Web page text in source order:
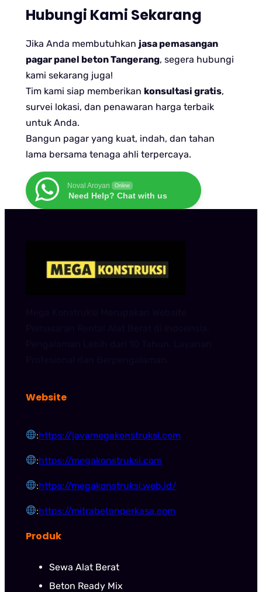
Hubungi Kami Sekarang
Jika Anda membutuhkan jasa pemasangan
pagar panel beton Tangerang, segera hubungi
kami sekarang juga!
Tim kami siap memberikan konsultasi gratis,
survei lokasi, dan penawaran harga terbaik
untuk Anda.
Bangun pagar yang kuat, indah, dan tahan
lama bersama tenaga ahli terpercaya.
Noval Aroyan Online
Need Help? Chat with us
Website
:https://javamegakonstruksi.com
:https://megakonstruksi.com
:https://megakonstruksi.web.id/
:https://mitrabetonperkasa.com
Produk
Sewa Alat Berat
Beton Ready Mix